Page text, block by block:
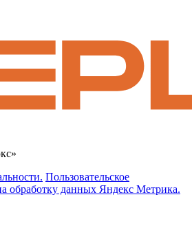
Пользовательское
обработку данных Яндекс Метрика.